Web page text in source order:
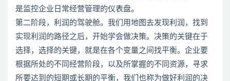
是监控企业日常经营管理的仪表盘。
第二阶段，利润的驾驶舱。我们用地图去发现利润，找到
实现利润的路径之后，开始学会做决策。决策的关键在于
选择，选择的关键，就是在各个变量之间找平衡。企业要
根据所处的不同经营阶段，以及所掌握的不同资源，寻求
所要达到的短期或长期的平衡，我们也称为做好利润的决